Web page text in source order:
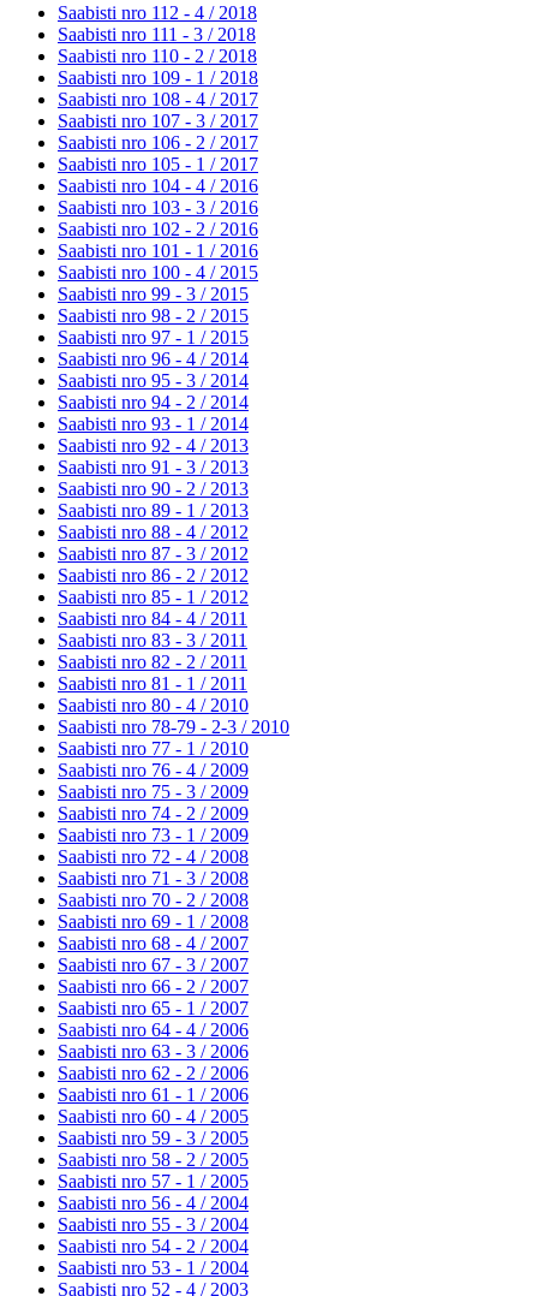
Saabisti nro 112 - 4 / 2018
Saabisti nro 111 - 3 / 2018
Saabisti nro 110 - 2 / 2018
Saabisti nro 109 - 1 / 2018
Saabisti nro 108 - 4 / 2017
Saabisti nro 107 - 3 / 2017
Saabisti nro 106 - 2 / 2017
Saabisti nro 105 - 1 / 2017
Saabisti nro 104 - 4 / 2016
Saabisti nro 103 - 3 / 2016
Saabisti nro 102 - 2 / 2016
Saabisti nro 101 - 1 / 2016
Saabisti nro 100 - 4 / 2015
Saabisti nro 99 - 3 / 2015
Saabisti nro 98 - 2 / 2015
Saabisti nro 97 - 1 / 2015
Saabisti nro 96 - 4 / 2014
Saabisti nro 95 - 3 / 2014
Saabisti nro 94 - 2 / 2014
Saabisti nro 93 - 1 / 2014
Saabisti nro 92 - 4 / 2013
Saabisti nro 91 - 3 / 2013
Saabisti nro 90 - 2 / 2013
Saabisti nro 89 - 1 / 2013
Saabisti nro 88 - 4 / 2012
Saabisti nro 87 - 3 / 2012
Saabisti nro 86 - 2 / 2012
Saabisti nro 85 - 1 / 2012
Saabisti nro 84 - 4 / 2011
Saabisti nro 83 - 3 / 2011
Saabisti nro 82 - 2 / 2011
Saabisti nro 81 - 1 / 2011
Saabisti nro 80 - 4 / 2010
Saabisti nro 78-79 - 2-3 / 2010
Saabisti nro 77 - 1 / 2010
Saabisti nro 76 - 4 / 2009
Saabisti nro 75 - 3 / 2009
Saabisti nro 74 - 2 / 2009
Saabisti nro 73 - 1 / 2009
Saabisti nro 72 - 4 / 2008
Saabisti nro 71 - 3 / 2008
Saabisti nro 70 - 2 / 2008
Saabisti nro 69 - 1 / 2008
Saabisti nro 68 - 4 / 2007
Saabisti nro 67 - 3 / 2007
Saabisti nro 66 - 2 / 2007
Saabisti nro 65 - 1 / 2007
Saabisti nro 64 - 4 / 2006
Saabisti nro 63 - 3 / 2006
Saabisti nro 62 - 2 / 2006
Saabisti nro 61 - 1 / 2006
Saabisti nro 60 - 4 / 2005
Saabisti nro 59 - 3 / 2005
Saabisti nro 58 - 2 / 2005
Saabisti nro 57 - 1 / 2005
Saabisti nro 56 - 4 / 2004
Saabisti nro 55 - 3 / 2004
Saabisti nro 54 - 2 / 2004
Saabisti nro 53 - 1 / 2004
Saabisti nro 52 - 4 / 2003